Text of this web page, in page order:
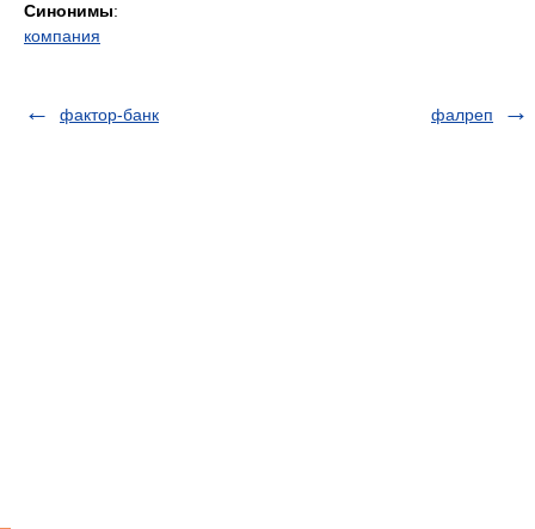
Синонимы:
компания
фактор-банк фалреп